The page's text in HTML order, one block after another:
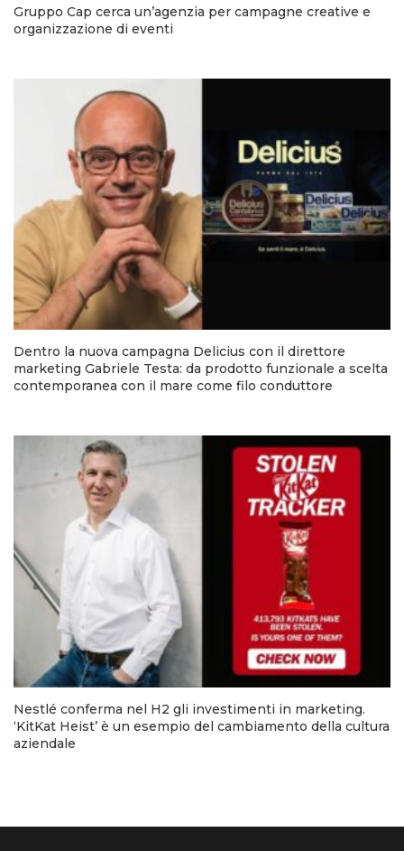
Gruppo Cap cerca un’agenzia per campagne creative e
organizzazione di eventi
Dentro la nuova campagna Delicius con il direttore
marketing Gabriele Testa: da prodotto funzionale a scelta
contemporanea con il mare come filo conduttore
Nestlé conferma nel H2 gli investimenti in marketing.
‘KitKat Heist’ è un esempio del cambiamento della cultura
aziendale